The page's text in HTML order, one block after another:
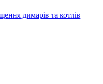
димарів та котлів